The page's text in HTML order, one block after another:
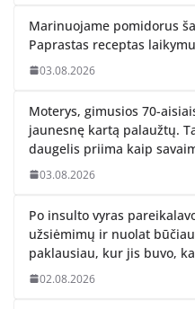
Marinuojame pomidorus
Paprastas receptas
03.08.2026
Moterys, gimusios 70-
jaunesnę kartą palaužtų.
daugelis priima kaip
03.08.2026
Po insulto vyras
užsiėmimų ir nuolat
paklausiau, kur jis buvo,
02.08.2026